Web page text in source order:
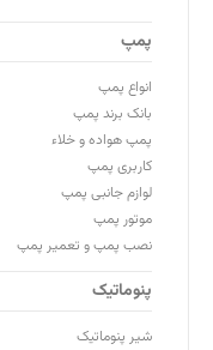
پمپ
انواع پمپ
بانک برند پمپ
پمپ هواده و خلاء
کاربری پمپ
لوازم جانبی پمپ
موتور پمپ
نصب پمپ و تعمیر پمپ
پنوماتیک
شیر پنوماتیک